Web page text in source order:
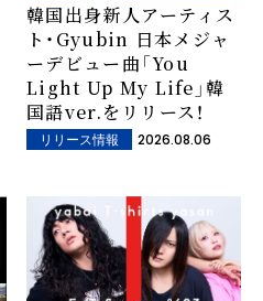
韓国出身新人アーティス
ト・Gyubin 日本メジャ
ーデビュー曲「You
Light Up My Life」韓
国語ver.をリリース！
リリース情報 2026.08.06